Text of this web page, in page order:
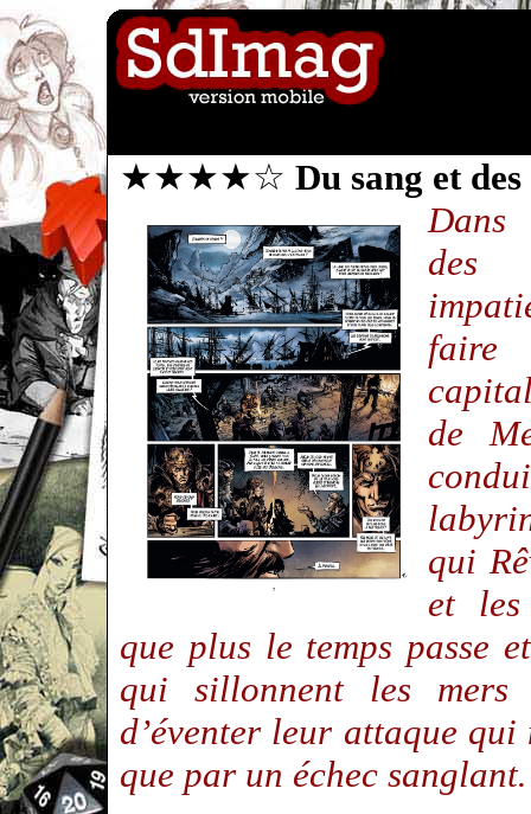
★★★★☆ Du sang et
Dans
des
faire
de
qui
et les
que plus le temps passe
qui sillonnent les mers
d’éventer leur attaque
que par un échec